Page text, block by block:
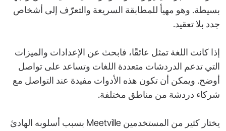
بسيطة. وهو مهيأ للمطابقة السريعة والتعرّف إلى أشخاص
جدد بلا تعقيد.
إذا كانت اللغة تمثل عائقًا، فابحث عن الإعدادات والميزات
التي تدعم الدردشات متعددة اللغات وتساعد على تواصل
أوضح. ويمكن أن تكون هذه الأدوات مفيدة عند التواصل مع
شركاء دردشة من مناطق مختلفة.
يختار كثير من المستخدمين ‎Meetville‎ بسبب أسلوبه الهادئ